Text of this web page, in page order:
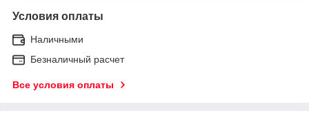
Условия оплаты
Наличными
Безналичный расчет
Все условия оплаты